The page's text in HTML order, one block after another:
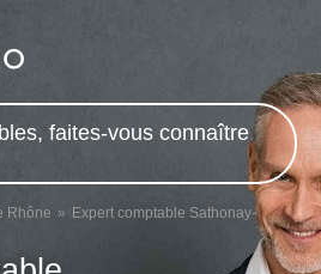
faites-vous connaître
Rhône
Expert comptable Sathonay-